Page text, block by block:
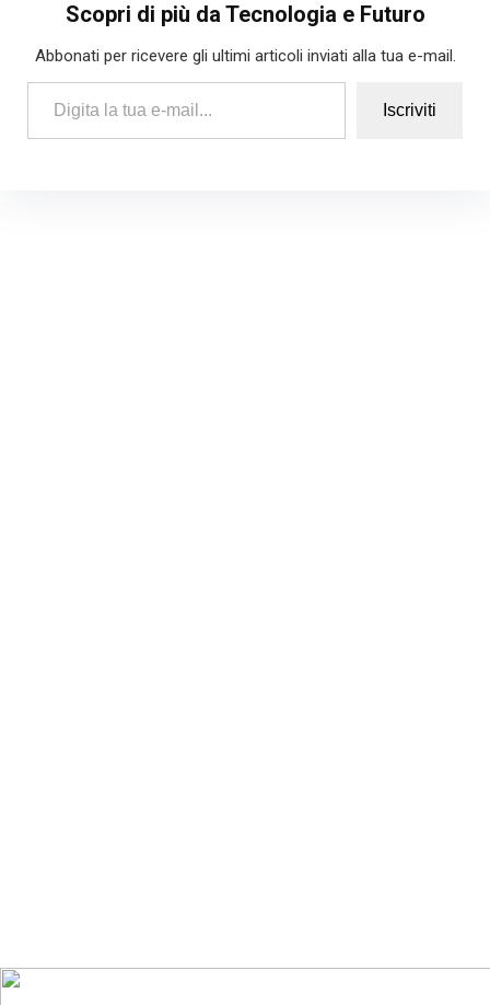
Scopri di più da Tecnologia e Futuro
Abbonati per ricevere gli ultimi articoli inviati alla tua e-mail.
Digita la tua e-mail...
Iscriviti